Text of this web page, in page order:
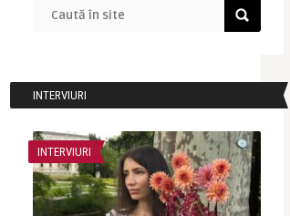
INTERVIURI
INTERVIURI